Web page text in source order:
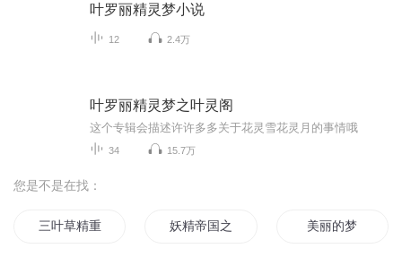
叶罗丽精灵梦小说
12 2.4万
叶罗丽精灵梦之叶灵阁
这个专辑会描述许许多多关于花灵雪花灵月的事情哦
34 15.7万
您是不是在找：
三叶草精重生记 妖精帝国之艾丽卡 美丽的梦